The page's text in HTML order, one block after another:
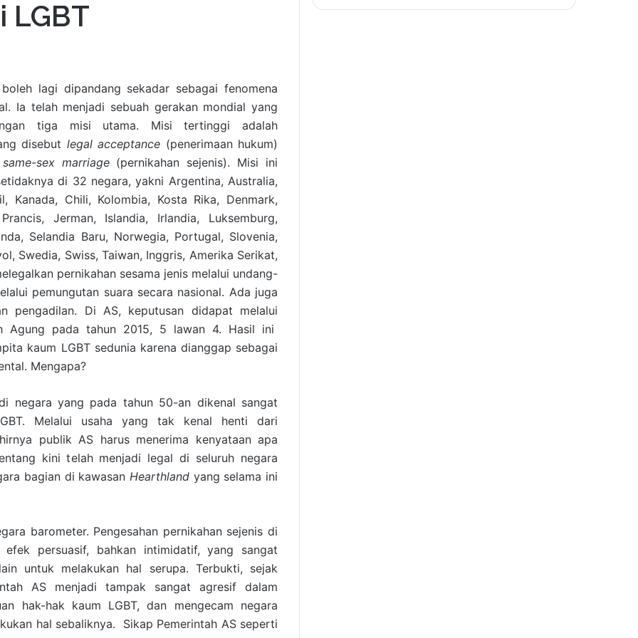
LGBT
lagi dipandang sekadar sebagai fenomena
Ia telah menjadi sebuah gerakan mondial yang
tiga misi utama. Misi tertinggi adalah
disebut legal acceptance (penerimaan hukum)
same-sex marriage(pernikahan sejenis). Misi ini
di 32 negara, yakni Argentina, Australia,
Kanada, Chili, Kolombia, Kosta Rika, Denmark,
Jerman, Islandia, Irlandia, Luksemburg,
Selandia Baru, Norwegia, Portugal, Slovenia,
Swedia, Swiss, Taiwan, Inggris, Amerika Serikat,
pernikahan sesama jenis melalui undang-
pemungutan suara secara nasional. Ada juga
pengadilan. Di AS, keputusan didapat melalui
Agung pada tahun 2015, 5 lawan 4. Hasil ini
kaum LGBT sedunia karena dianggap sebagai
Mengapa?
negara yang pada tahun 50-an dikenal sangat
Melalui usaha yang tak kenal henti dari
publik AS harus menerima kenyataan apa
kini telah menjadi legal di seluruh negara
bagian di kawasan Hearthland yang selama ini
barometer. Pengesahan pernikahan sejenis di
efek persuasif, bahkan intimidatif, yang sangat
untuk melakukan hal serupa. Terbukti, sejak
AS menjadi tampak sangat agresif dalam
hak-hak kaum LGBT, dan mengecam negara
hal sebaliknya. Sikap Pemerintah AS seperti